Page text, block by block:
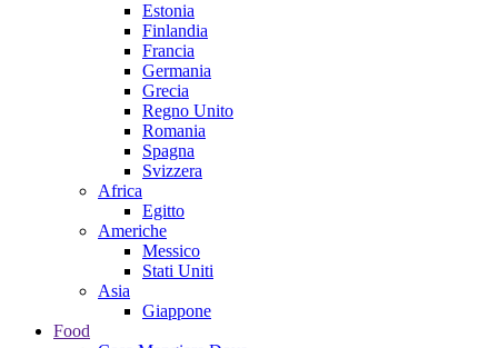
Estonia
Finlandia
Francia
Germania
Grecia
Regno Unito
Romania
Spagna
Svizzera
Africa
Egitto
Americhe
Messico
Stati Uniti
Asia
Giappone
Food